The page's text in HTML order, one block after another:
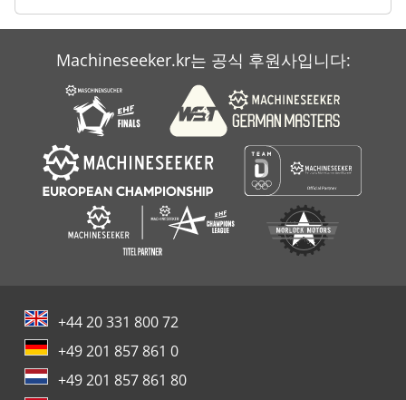
Machineseeker.kr는 공식 후원사입니다:
+44 20 331 800 72
+49 201 857 861 0
+49 201 857 861 80